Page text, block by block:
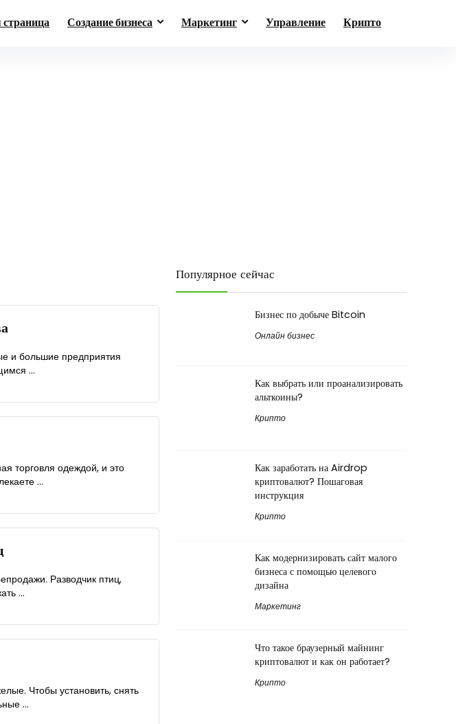
Создание бизнеса Маркетинг Управление Крипто
и большие предприятия
...
торговля одеждой, и это
...
Разводчик птиц,
...
Чтобы установить, снять
...
Популярное сейчас
Бизнес по добыче Bitcoin
Онлайн бизнес
Как выбрать или проанализировать
альткоины?
Крипто
Как заработать на Airdrop
криптовалют? Пошаговая
инструкция
Крипто
Как модернизировать сайт малого
бизнеса с помощью целевого
дизайна
Маркетинг
Что такое браузерный майнинг
криптовалют и как он работает?
Крипто